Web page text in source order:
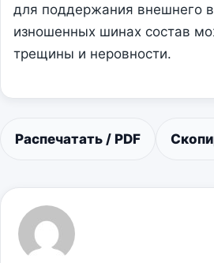
для поддержания внешнего
изношенных шинах состав
трещины и неровности.
Распечатать / PDF